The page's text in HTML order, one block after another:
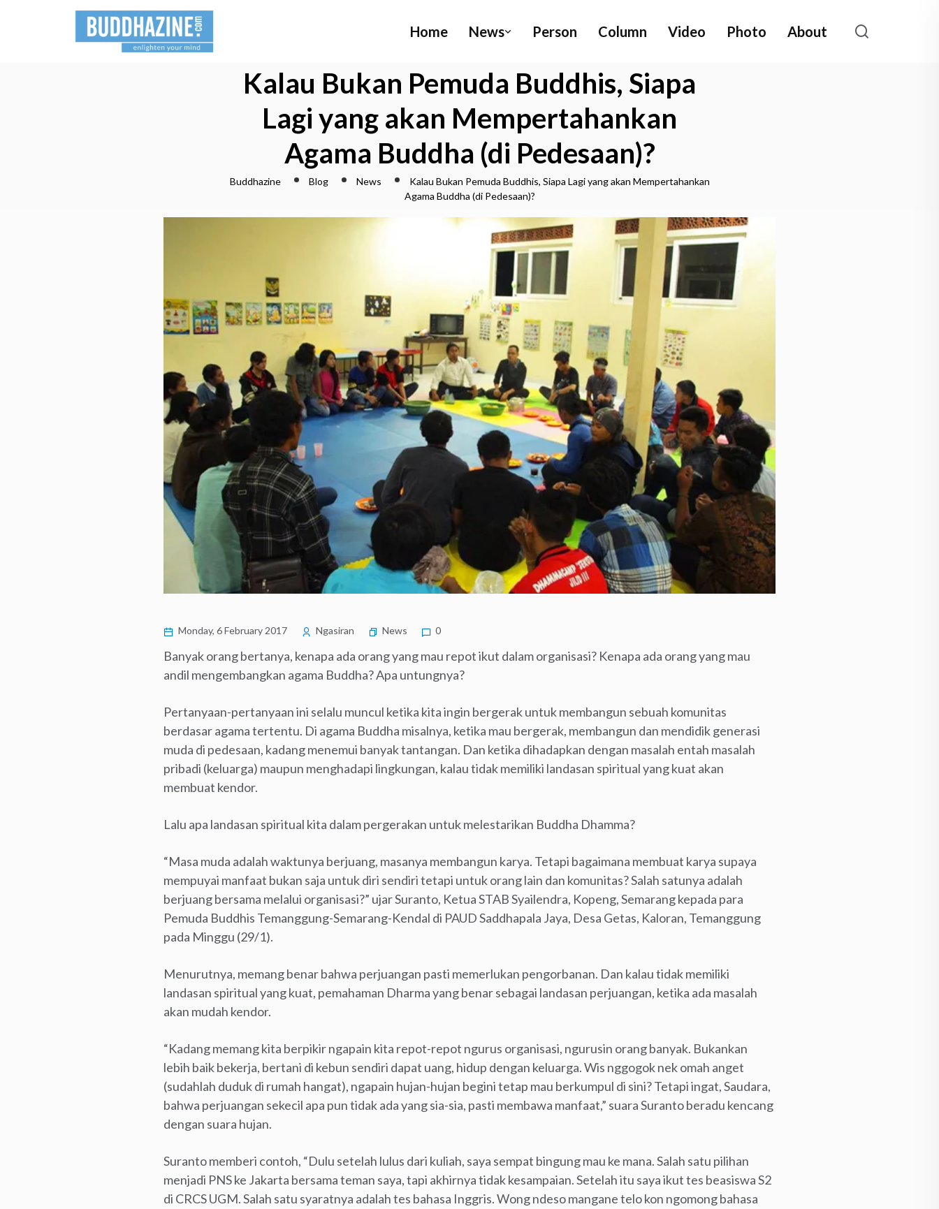
Home News Person Column Video Photo About
Kalau Bukan Pemuda Buddhis, Siapa
Lagi yang akan Mempertahankan
Agama Buddha (di Pedesaan)?
Buddhazine Blog News
Kalau Bukan Pemuda Buddhis, Siapa Lagi yang akan Mempertahankan
Agama Buddha (di Pedesaan)?
Monday, 6 February 2017 Ngasiran News 0
Banyak orang bertanya, kenapa ada orang yang mau repot ikut dalam organisasi? Kenapa ada orang yang mau
andil mengembangkan agama Buddha? Apa untungnya?
Pertanyaan-pertanyaan ini selalu muncul ketika kita ingin bergerak untuk membangun sebuah komunitas
berdasar agama tertentu. Di agama Buddha misalnya, ketika mau bergerak, membangun dan mendidik generasi
muda di pedesaan, kadang menemui banyak tantangan. Dan ketika dihadapkan dengan masalah entah masalah
pribadi (keluarga) maupun menghadapi lingkungan, kalau tidak memiliki landasan spiritual yang kuat akan
membuat kendor.
Lalu apa landasan spiritual kita dalam pergerakan untuk melestarikan Buddha Dhamma?
“Masa muda adalah waktunya berjuang, masanya membangun karya. Tetapi bagaimana membuat karya supaya
mempuyai manfaat bukan saja untuk diri sendiri tetapi untuk orang lain dan komunitas? Salah satunya adalah
berjuang bersama melalui organisasi?” ujar Suranto, Ketua STAB Syailendra, Kopeng, Semarang kepada para
Pemuda Buddhis Temanggung-Semarang-Kendal di PAUD Saddhapala Jaya, Desa Getas, Kaloran, Temanggung
pada Minggu (29/1).
Menurutnya, memang benar bahwa perjuangan pasti memerlukan pengorbanan. Dan kalau tidak memiliki
landasan spiritual yang kuat, pemahaman Dharma yang benar sebagai landasan perjuangan, ketika ada masalah
akan mudah kendor.
“Kadang memang kita berpikir ngapain kita repot-repot ngurus organisasi, ngurusin orang banyak. Bukankan
lebih baik bekerja, bertani di kebun sendiri dapat uang, hidup dengan keluarga. Wis nggogok nek omah anget
(sudahlah duduk di rumah hangat), ngapain hujan-hujan begini tetap mau berkumpul di sini? Tetapi ingat, Saudara,
bahwa perjuangan sekecil apa pun tidak ada yang sia-sia, pasti membawa manfaat,” suara Suranto beradu kencang
dengan suara hujan.
Suranto memberi contoh, “Dulu setelah lulus dari kuliah, saya sempat bingung mau ke mana. Salah satu pilihan
menjadi PNS ke Jakarta bersama teman saya, tapi akhirnya tidak kesampaian. Setelah itu saya ikut tes beasiswa S2
di CRCS UGM. Salah satu syaratnya adalah tes bahasa Inggris. Wong ndeso mangane telo kon ngomong bahasa